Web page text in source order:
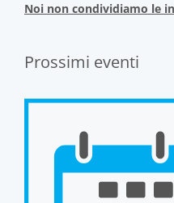
Noi non condividiamo le
Prossimi eventi